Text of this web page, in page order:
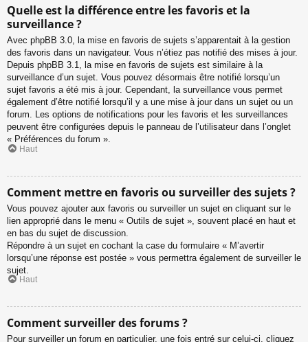
Quelle est la différence entre les favoris et la
surveillance ?
Avec phpBB 3.0, la mise en favoris de sujets s’apparentait à la gestion
des favoris dans un navigateur. Vous n’étiez pas notifié des mises à jour.
Depuis phpBB 3.1, la mise en favoris de sujets est similaire à la
surveillance d’un sujet. Vous pouvez désormais être notifié lorsqu’un
sujet favoris a été mis à jour. Cependant, la surveillance vous permet
également d’être notifié lorsqu’il y a une mise à jour dans un sujet ou un
forum. Les options de notifications pour les favoris et les surveillances
peuvent être configurées depuis le panneau de l’utilisateur dans l’onglet
« Préférences du forum ».
Haut
Comment mettre en favoris ou surveiller des sujets ?
Vous pouvez ajouter aux favoris ou surveiller un sujet en cliquant sur le
lien approprié dans le menu « Outils de sujet », souvent placé en haut et
en bas du sujet de discussion.
Répondre à un sujet en cochant la case du formulaire « M’avertir
lorsqu’une réponse est postée » vous permettra également de surveiller le
sujet.
Haut
Comment surveiller des forums ?
Pour surveiller un forum en particulier, une fois entré sur celui-ci, cliquez